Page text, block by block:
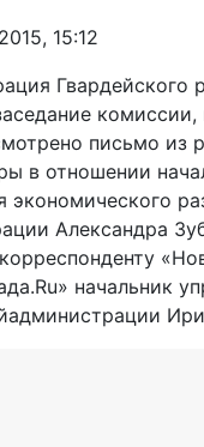
15:12
Гвардейского
письмо из
в отношении
экономического
Александра
начальник